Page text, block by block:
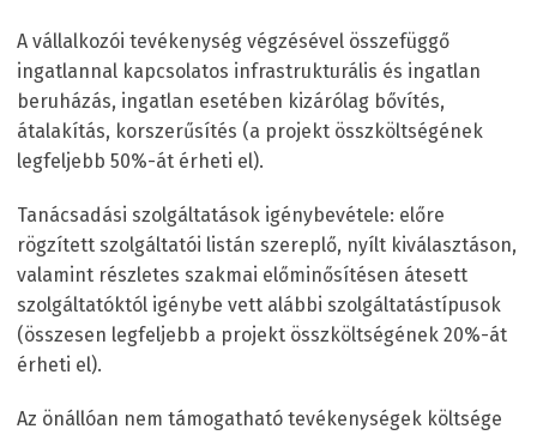
A vállalkozói tevékenység végzésével összefüggő
ingatlannal kapcsolatos infrastrukturális és ingatlan
beruházás, ingatlan esetében kizárólag bővítés,
átalakítás, korszerűsítés (a projekt összköltségének
legfeljebb 50%-át érheti el).
Tanácsadási szolgáltatások igénybevétele: előre
rögzített szolgáltatói listán szereplő, nyílt kiválasztáson,
valamint részletes szakmai előminősítésen átesett
szolgáltatóktól igénybe vett alábbi szolgáltatástípusok
(összesen legfeljebb a projekt összköltségének 20%-át
érheti el).
Az önállóan nem támogatható tevékenységek költsége